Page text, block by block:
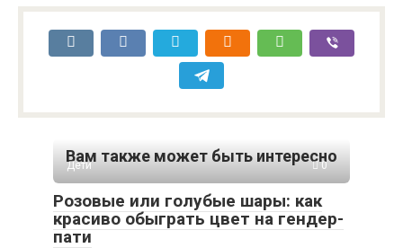
Вам также может быть интересно
Дети 0
Розовые или голубые шары: как
красиво обыграть цвет на гендер-
пати